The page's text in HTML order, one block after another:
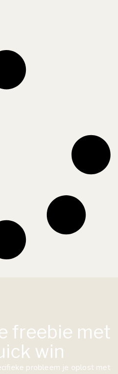
freebie met
win
probleem je oplost met